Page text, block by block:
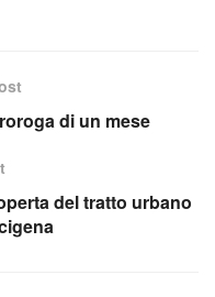
di un mese
del tratto urbano